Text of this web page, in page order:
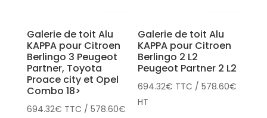
Galerie de toit Alu
KAPPA pour Citroen
Berlingo 3 Peugeot
Partner, Toyota
Proace city et Opel
Combo 18>
694.32€ TTC / 578.60€
Galerie de toit Alu
KAPPA pour Citroen
Berlingo 2 L2
Peugeot Partner 2 L2
694.32€ TTC /578.60€
HT